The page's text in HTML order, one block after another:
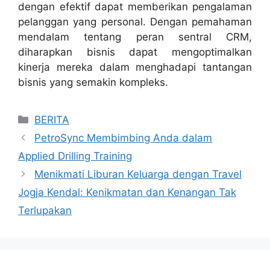
dengan efektif dapat memberikan pengalaman
pelanggan yang personal. Dengan pemahaman
mendalam tentang peran sentral CRM,
diharapkan bisnis dapat mengoptimalkan
kinerja mereka dalam menghadapi tantangan
bisnis yang semakin kompleks.
Categories
BERITA
PetroSync Membimbing Anda dalam
Applied Drilling Training
Menikmati Liburan Keluarga dengan Travel
Jogja Kendal: Kenikmatan dan Kenangan Tak
Terlupakan